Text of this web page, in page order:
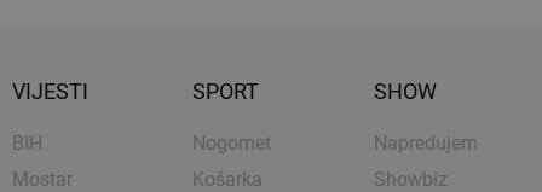
VIJESTI
BIH
Mostar
SPORT
Nogomet
Košarka
SHOW
Napredujem
Showbiz